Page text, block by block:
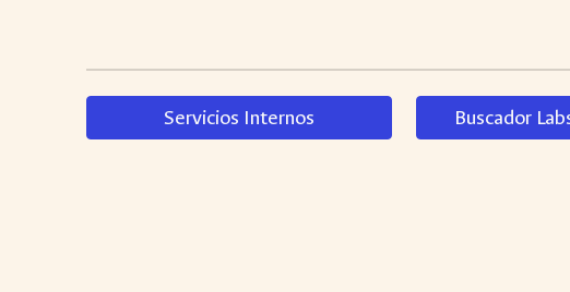
Servicios Internos Buscador